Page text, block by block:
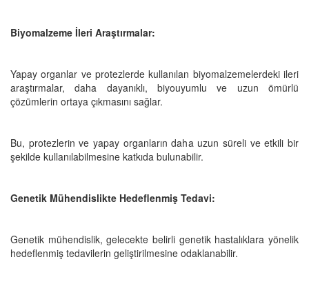
Biyomalzeme İleri Araştırmalar:
Yapay organlar ve protezlerde kullanılan biyomalzemelerdeki ileri
araştırmalar, daha dayanıklı, biyouyumlu ve uzun ömürlü
çözümlerin ortaya çıkmasını sağlar.
Bu, protezlerin ve yapay organların daha uzun süreli ve etkili bir
şekilde kullanılabilmesine katkıda bulunabilir.
Genetik Mühendislikte Hedeflenmiş Tedavi:
Genetik mühendislik, gelecekte belirli genetik hastalıklara yönelik
hedeflenmiş tedavilerin geliştirilmesine odaklanabilir.